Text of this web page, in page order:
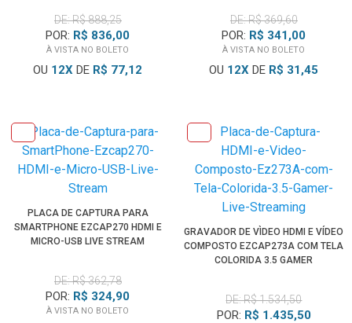
DE: R$ 888,25
POR: R$ 836,00
À VISTA NO BOLETO
OU 12X DE R$ 77,12
DE: R$ 369,60
POR: R$ 341,00
À VISTA NO BOLETO
OU 12X DE R$ 31,45
PLACA DE CAPTURA PARA
SMARTPHONE EZCAP270 HDMI E
MICRO-USB LIVE STREAM
DE: R$ 362,78
POR: R$ 324,90
À VISTA NO BOLETO
GRAVADOR DE VÌDEO HDMI E VÍDEO
COMPOSTO EZCAP273A COM TELA
COLORIDA 3.5 GAMER
DE: R$ 1.534,50
POR: R$ 1.435,50